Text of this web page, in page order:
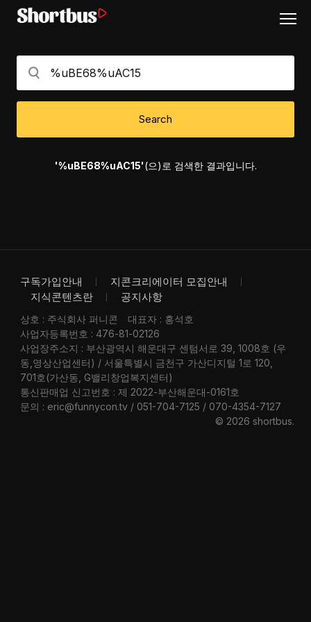
Search
'%uBE68%uAC15'(으)로 검색한 결과입니다.
구독가입안내
지콘크리에이터 모집안내
지식콘텐츠란
공지사항
상호 : 주식회사 퍼니콘
대표자 : 홍석호
사업자등록번호 : 476-81-02126
사업장주소지 : 부산광역시 해운대구 센텀서로 39, 1008호 (우
동,영상산업센터) / 서울특별시 금천구 가산디지털 1로 120,
701호(가산동, G밸리창업복지센터)
통신판매업 신고번호 : 제 2022-부산해운대-0161호
문의 : eric@funnycon.tv / 051-704-7125 / 070-4354-7127
© 2026 shortbus.